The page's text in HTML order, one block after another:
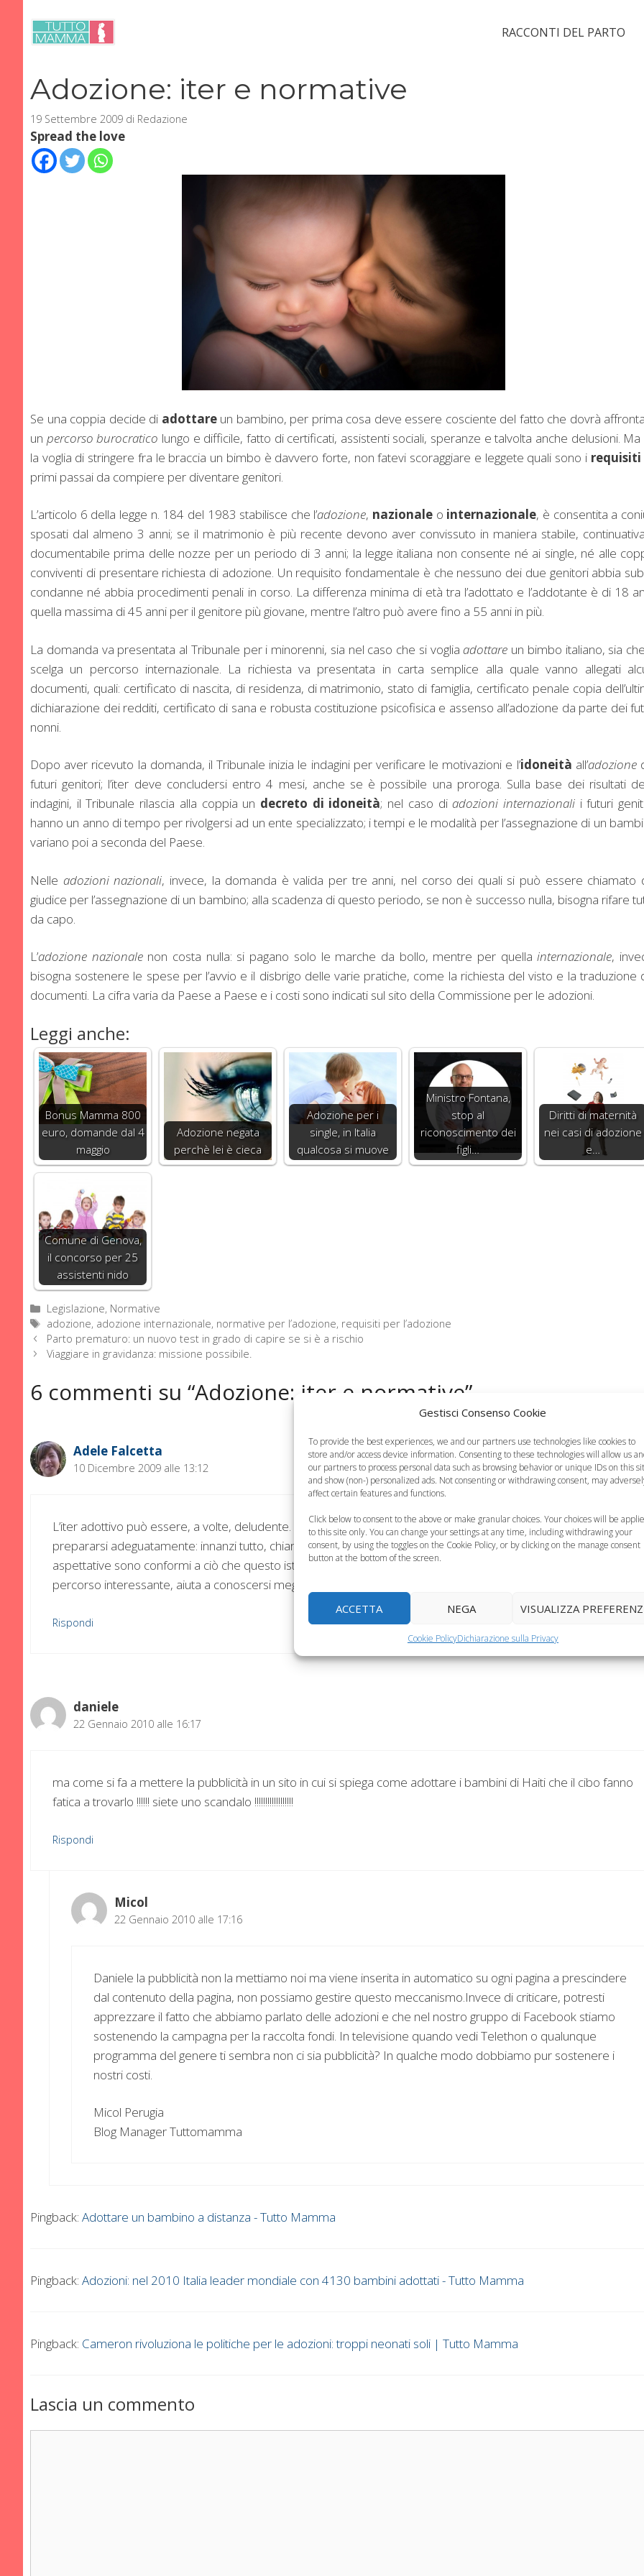
Gestisci Consenso Cookie
To provide the best experiences, we and our partners use technologies like cookies to
store and/or access device information. Consenting to these technologies will allow us
our partners to process personal data such as browsing behavior or unique IDs on this
and show (non-) personalized ads. Not consenting or withdrawing consent, may
affect certain features and functions.
Click below to consent to the above or make granular choices. Your choices will be
to this site only. You can change your settings at any time, including withdrawing your
consent, by using the toggles on the Cookie Policy, or by clicking on the manage consent
button at the bottom of the screen.
ACCETTA NEGA VISUALIZZA
Cookie PolicyDichiarazione sulla Privacy
contenuto
RACCONTI DEL PARTO
Adozione: iter e normative
19 Settembre 2009 di Redazione
Spread the love
Se una coppia decide di adottareun bambino, per prima cosa deve essere cosciente del fatto che dovrà
un percorso burocratico lungo e difficile, fatto di certificati, assistenti sociali, speranze e talvolta anche delusioni.
la voglia di stringere fra le braccia un bimbo è davvero forte, non fatevi scoraggiare e leggete quali sono i requisiti
primi passai da compiere per diventare genitori.
L’articolo 6 della legge n. 184 del 1983 stabilisce che l’adozione, nazionale o internazionale, è consentita a
sposati dal almeno 3 anni; se il matrimonio è più recente devono aver convissuto in maniera stabile,
documentabile prima delle nozze per un periodo di 3 anni; la legge italiana non consente né ai single, né alle
conviventi di presentare richiesta di adozione. Un requisito fondamentale è che nessuno dei due genitori abbia
condanne né abbia procedimenti penali in corso. La differenza minima di età tra l’adottato e l’addotante è di 18
quella massima di 45 anni per il genitore più giovane, mentre l’altro può avere fino a 55 anni in più.
La domanda va presentata al Tribunale per i minorenni, sia nel caso che si voglia adottare un bimbo italiano, sia
scelga un percorso internazionale. La richiesta va presentata in carta semplice alla quale vanno allegati
documenti, quali: certificato di nascita, di residenza, di matrimonio, stato di famiglia, certificato penale copia
dichiarazione dei redditi, certificato di sana e robusta costituzione psicofisica e assenso all’adozione da parte dei
nonni.
Dopo aver ricevuto la domanda, il Tribunale inizia le indagini per verificare le motivazioni e l’idoneità all’adozione
futuri genitori; l’iter deve concludersi entro 4 mesi, anche se è possibile una proroga. Sulla base dei risultati
indagini, il Tribunale rilascia alla coppia un decreto di idoneità; nel caso di adozioni internazionalii futuri
hanno un anno di tempo per rivolgersi ad un ente specializzato; i tempi e le modalità per l’assegnazione di un
variano poi a seconda del Paese.
Nelle adozioni nazionali, invece, la domanda è valida per tre anni, nel corso dei quali si può essere chiamato
giudice per l’assegnazione di un bambino; alla scadenza di questo periodo, se non è successo nulla, bisogna rifare
da capo.
L’adozione nazionale non costa nulla: si pagano solo le marche da bollo, mentre per quellainternazionale,
bisogna sostenere le spese per l’avvio e il disbrigo delle varie pratiche, come la richiesta del visto e la traduzione
documenti. La cifra varia da Paese a Paese e i costi sono indicati sul sito della Commissione per le adozioni.
Leggi anche:
Bonus Mamma 800
euro, domande dal 4
maggio
Adozione negata
perchè lei è cieca
Adozione per i
single, in Italia
qualcosa si muove
Ministro Fontana,
stop al
riconoscimento dei
figli…
Diritti di maternità
nei casi di adozione
e…
Comune di Genova,
il concorso per 25
assistenti nido
Categorie
Legislazione, Normative
Tag
adozione, adozione internazionale, normative per l’adozione, requisiti per l’adozione
Parto prematuro: un nuovo test in grado di capire se si è a rischio
Viaggiare in gravidanza: missione possibile.
6 commenti su “Adozione: iter e normative”
Adele Falcetta
10 Dicembre 2009 alle 13:12
L’iter adottivo può essere, a volte, deludente. Per altri può essere stressante. Per viverlo bene occorre
prepararsi adeguatamente: innanzi tutto, chiarire a sè stessi cosa ci si aspetta dall’adozione, e se queste
aspettative sono conformi a ciò che questo istituto offre. Una preparazione adeguata spesso rende il
percorso interessante, aiuta a conoscersi meglio ed a crescere, evita lungaggini e delusioni.
Rispondi
daniele
22 Gennaio 2010 alle 16:17
ma come si fa a mettere la pubblicità in un sito in cui si spiega come adottare i bambini di Haiti che il cibo fanno
fatica a trovarlo !!!!!! siete uno scandalo !!!!!!!!!!!!!!!!!!
Rispondi
Micol
22 Gennaio 2010 alle 17:16
Daniele la pubblicità non la mettiamo noi ma viene inserita in automatico su ogni pagina a prescindere
dal contenuto della pagina, non possiamo gestire questo meccanismo.Invece di criticare, potresti
apprezzare il fatto che abbiamo parlato delle adozioni e che nel nostro gruppo di Facebook stiamo
sostenendo la campagna per la raccolta fondi. In televisione quando vedi Telethon o qualunque
programma del genere ti sembra non ci sia pubblicità? In qualche modo dobbiamo pur sostenere i
nostri costi.
Micol Perugia
Blog Manager Tuttomamma
Pingback: Adottare un bambino a distanza - Tutto Mamma
Pingback: Adozioni: nel 2010 Italia leader mondiale con 4130 bambini adottati - Tutto Mamma
Pingback: Cameron rivoluziona le politiche per le adozioni: troppi neonati soli | Tutto Mamma
Lascia un commento